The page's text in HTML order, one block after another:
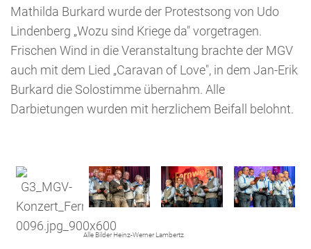
Mathilda Burkard wurde der Protestsong von Udo
Lindenberg „Wozu sind Kriege da" vorgetragen.
Frischen Wind in die Veranstaltung brachte der MGV
auch mit dem Lied „Caravan of Love", in dem Jan-Erik
Burkard die Solostimme übernahm. Alle
Darbietungen wurden mit herzlichem Beifall belohnt.
Alle Bilder Heinz-Werner Lambertz